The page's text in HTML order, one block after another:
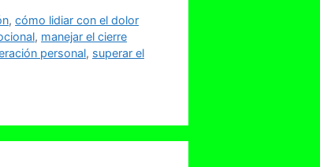
,cómo lidiar con el dolor
, manejar el cierre
personal, superar el